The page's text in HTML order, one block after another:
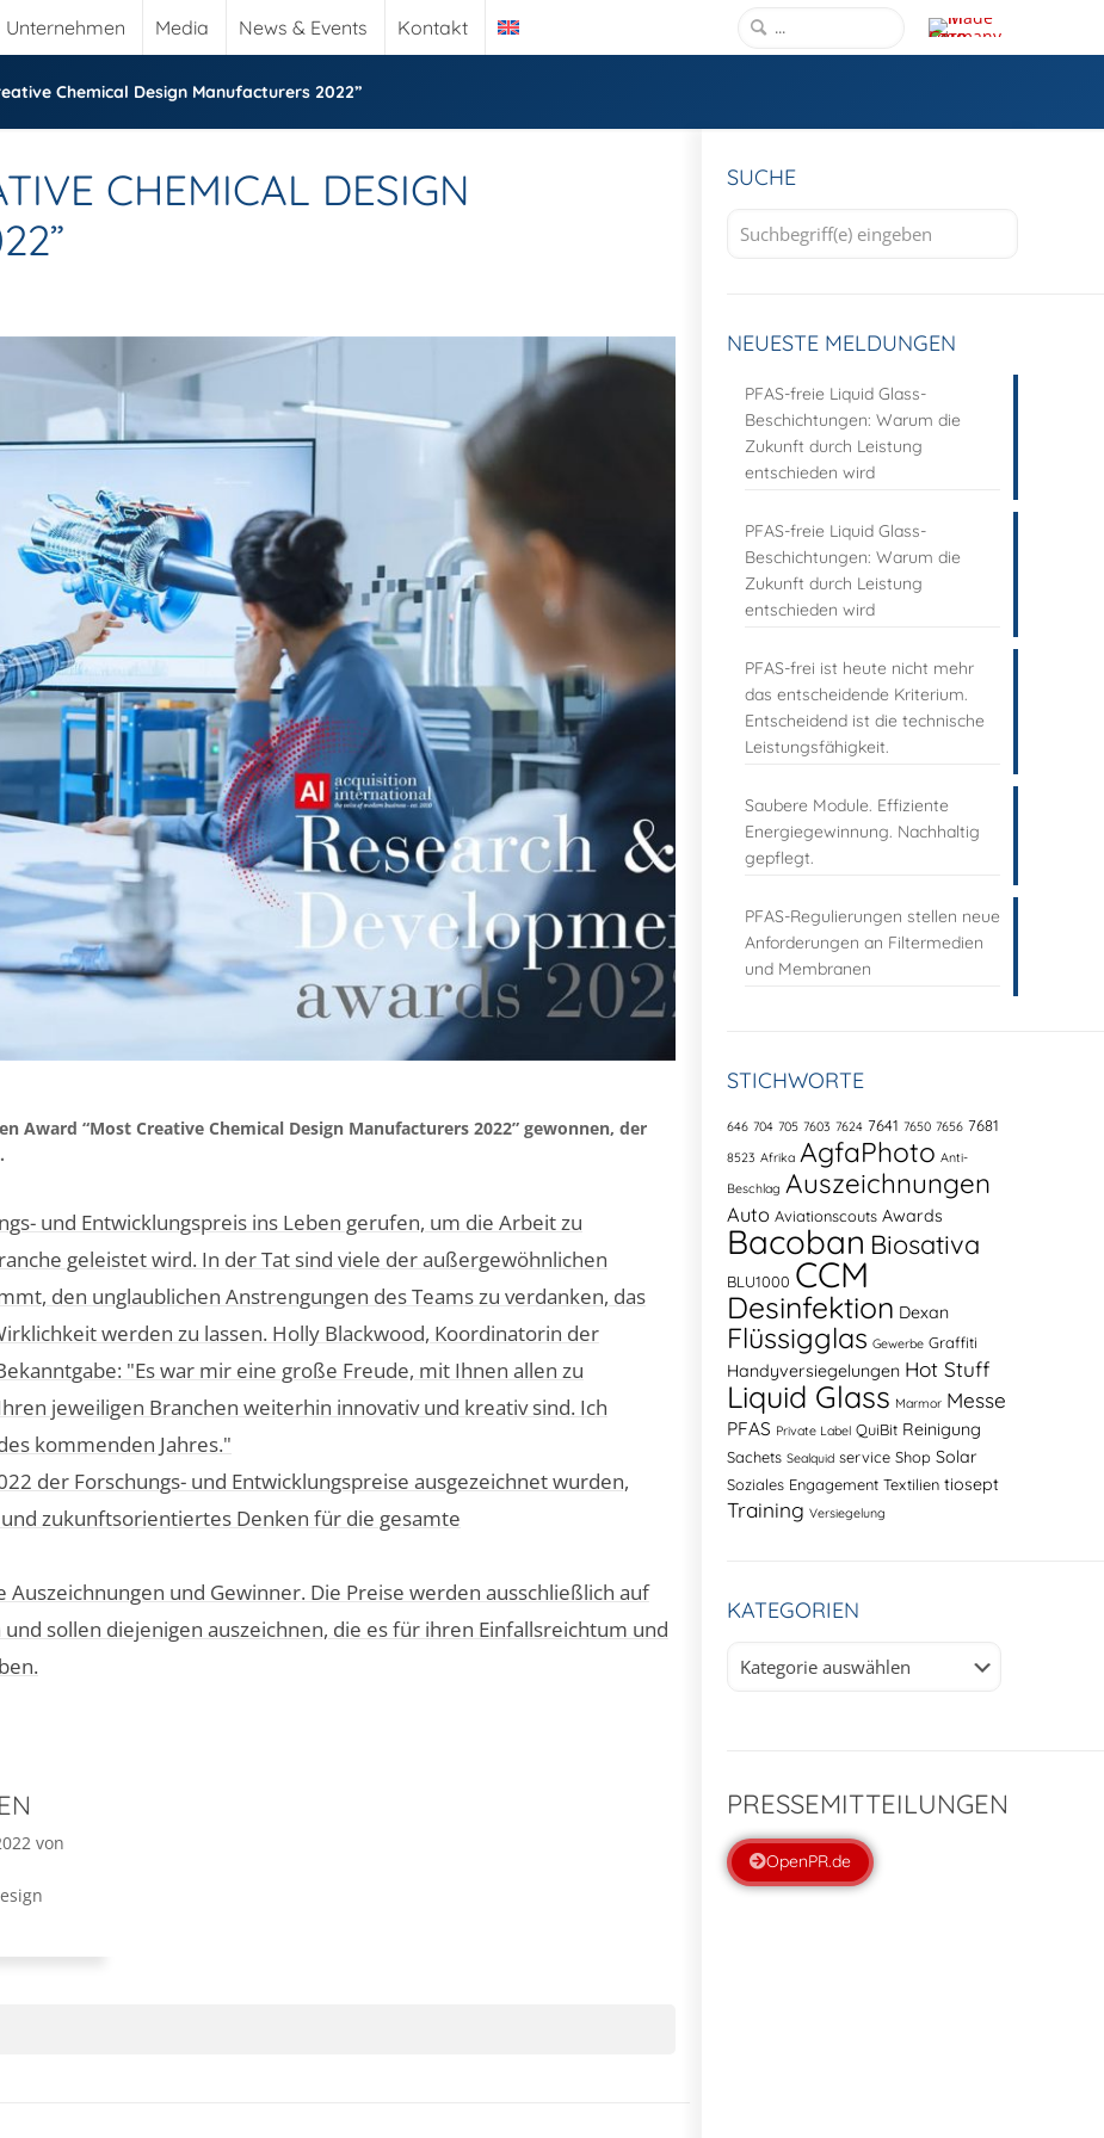
Unternehmen Media News & Events Kontakt
Chemical Design Manufacturers 2022”
CHEMICAL DESIGN
Award “Most Creative Chemical Design Manufacturers 2022” gewonnen, der
und Entwicklungspreis ins Leben gerufen, um die Arbeit zu
geleistet wird. In der Tat sind viele der außergewöhnlichen
den unglaublichen Anstrengungen des Teams zu verdanken, das
werden zu lassen. Holly Blackwood, Koordinatorin der
"Es war mir eine große Freude, mit Ihnen allen zu
jeweiligen Branchen weiterhin innovativ und kreativ sind. Ich
kommenden Jahres."
der Forschungs- und Entwicklungspreise ausgezeichnet wurden,
zukunftsorientiertes Denken für die gesamte
und Gewinner. Die Preise werden ausschließlich auf
sollen diejenigen auszeichnen, die es für ihren Einfallsreichtum und
von
SUCHE
NEUESTE MELDUNGEN
PFAS-freie Liquid Glass-
Beschichtungen: Warum die
Zukunft durch Leistung
entschieden wird
PFAS-freie Liquid Glass-
Beschichtungen: Warum die
Zukunft durch Leistung
entschieden wird
PFAS-frei ist heute nicht mehr
das entscheidende Kriterium.
Entscheidend ist die technische
Leistungsfähigkeit.
Saubere Module. Effiziente
Energiegewinnung. Nachhaltig
gepflegt.
PFAS-Regulierungen stellen neue
Anforderungen an Filtermedien
und Membranen
STICHWORTE
646 704 705 7603 7624 7641 7650 7656 7681
8523 Afrika AgfaPhoto Anti-
Beschlag Auszeichnungen
Auto Aviationscouts Awards
Bacoban Biosativa
BLU1000 CCM
Desinfektion Dexan
Flüssigglas Gewerbe Graffiti
Handyversiegelungen Hot Stuff
Liquid Glass Marmor Messe
PFAS Private Label QuiBit Reinigung
Sachets Sealquid service Shop Solar
Soziales Engagement Textilien tiosept
Training Versiegelung
KATEGORIEN
PRESSEMITTEILUNGEN
OpenPR.de